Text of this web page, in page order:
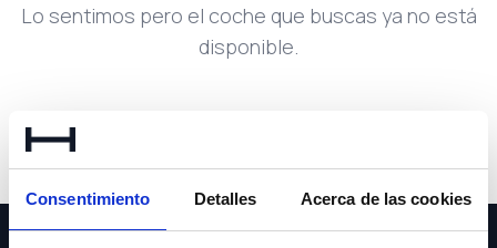
Consentimiento Detalles Acerca de las cookies
Lo sentimos pero el coche que buscas ya no está
disponible.